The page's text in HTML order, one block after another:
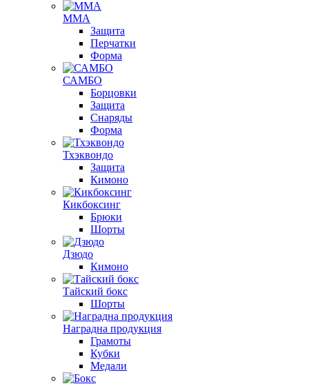
ММА
Защита
Перчатки
Форма
САМБО
Борцовки
Защита
Снаряды
Форма
Тхэквондо
Защита
Кимоно
Кикбоксинг
Брюки
Шорты
Дзюдо
Кимоно
Тайский бокс
Шорты
Наградна продукция
Грамоты
Кубки
Медали